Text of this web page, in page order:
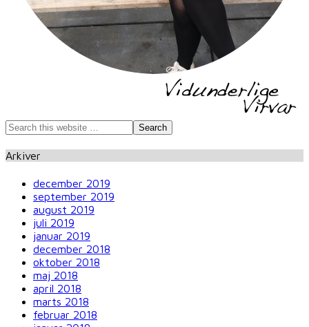
Arkiver
december 2019
september 2019
august 2019
juli 2019
januar 2019
december 2018
oktober 2018
maj 2018
april 2018
marts 2018
februar 2018